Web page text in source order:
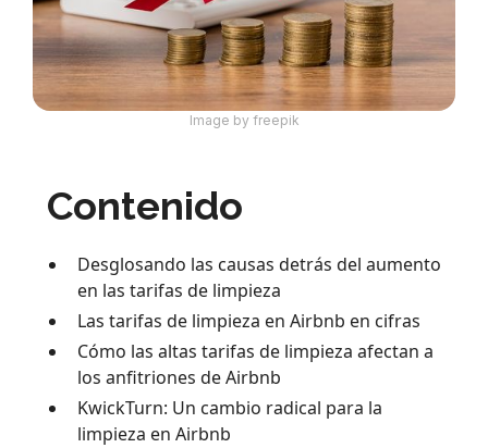
Image by freepik
Contenido
Desglosando las causas detrás del aumento
en las tarifas de limpieza
Las tarifas de limpieza en Airbnb en cifras
Cómo las altas tarifas de limpieza afectan a
los anfitriones de Airbnb
KwickTurn: Un cambio radical para la
limpieza en Airbnb